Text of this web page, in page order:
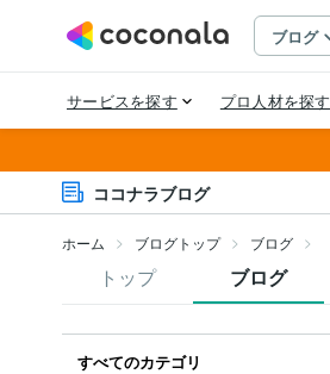
ココナラブログ
ホーム ブログトップ ブログ
トップ ブログ
すべてのカテゴリ